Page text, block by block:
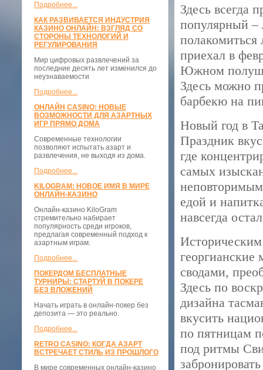
Подробнее...
КАК РАЗВИВАЕТСЯ ИНДУСТРИЯ
КАЗИНО ОНЛАЙН: ВЗГЛЯД СО
СТОРОНЫ ТЕХНОЛОГИЙ И
РЕГУЛИРОВАНИЯ
Мир цифровых развлечений за
последние десять лет изменился до
неузнаваемости
Подробнее...
ОНЛАЙН CASINO: НОВЫЕ
ВОЗМОЖНОСТИ ДЛЯ АЗАРТНЫХ
ИГР ПРЯМО ДОМА
Современные технологии
позволяют испытать азарт и
развлечения, не выходя из дома.
Подробнее...
KILOGRAM: НОВОЕ ИМЯ В МИРЕ
ОНЛАЙН-КАЗИНО
Онлайн-казино KiloGram
стремительно набирает
популярность среди игроков,
предлагая современный подход к
азартным играм.
Подробнее...
ПОКЕРДОМ БЕСПЛАТНЫЕ
ТУРНИРЫ: СТАРТУЙ В ПОКЕРЕ
БЕЗ ВЛОЖЕНИЙ
Начать играть в онлайн-покер без
депозита — это реально.
Подробнее...
RETRO CASINO: КОГДА АЗАРТ
ВСТРЕЧАЕТ СТИЛЬ ИЗ ПРОШЛОГО
В мире современных онлайн-казино
Здесь всегда
популярный –
приехал в
Южном
Здесь можно
барбекю на
Новый год в
Праздник
где
самых
неповторимым
едой и
навсегда
сводами,
Здесь по
дизайна
вкусить
по пятницам
под ритмы